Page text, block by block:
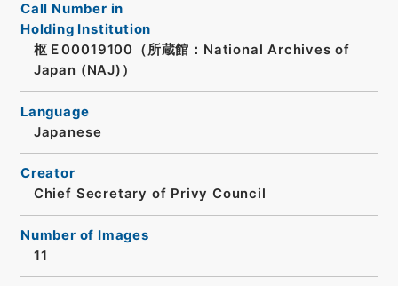
Call Number in
Holding Institution
枢Ｅ00019100（所蔵館：National Archives of
Japan (NAJ)）
Language
Japanese
Creator
Chief Secretary of Privy Council
Number of Images
11